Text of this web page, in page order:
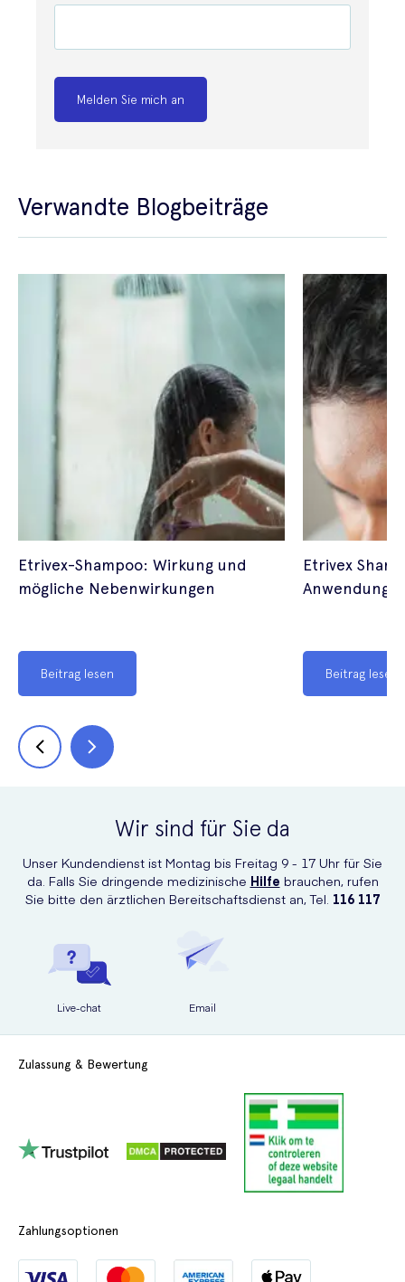
Melden Sie mich an
Verwandte Blogbeiträge
Etrivex-Shampoo: Wirkung und
mögliche Nebenwirkungen
Beitrag lesen
Etrivex
Anwendung,
Beitrag lesen
Wir sind für Sie da
Unser Kundendienst ist Montag bis Freitag 9 - 17 Uhr für Sie
da. Falls Sie dringende medizinische Hilfe brauchen, rufen
Sie bitte den ärztlichen Bereitschaftsdienst an, Tel. 116 117
Live-chat Email
Zulassung & Bewertung
Zahlungsoptionen